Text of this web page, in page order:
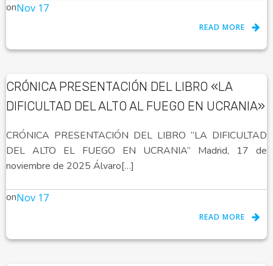
onNov 17
READ MORE
CRÓNICA PRESENTACIÓN DEL LIBRO «LA
DIFICULTAD DEL ALTO AL FUEGO EN UCRANIA»
CRÓNICA PRESENTACIÓN DEL LIBRO “LA DIFICULTAD
DEL ALTO EL FUEGO EN UCRANIA” Madrid, 17 de
noviembre de 2025 Álvaro[…]
onNov 17
READ MORE